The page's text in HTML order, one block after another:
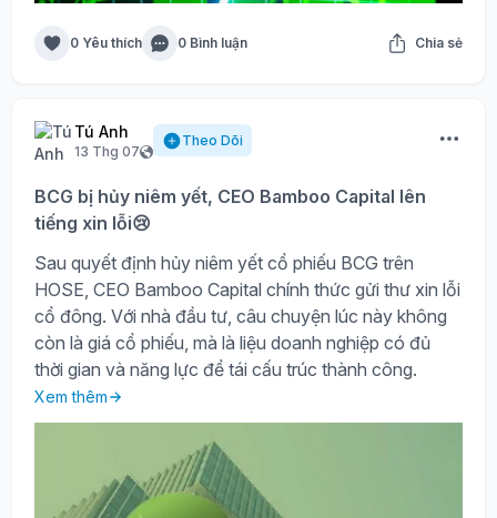
0 Yêu thích 0 Bình luận Chia sẻ
Tú Anh
13 Thg 07
Theo Dõi
BCG bị hủy niêm yết, CEO Bamboo Capital lên
tiếng xin lỗi😢
Sau quyết định hủy niêm yết cổ phiếu BCG trên
HOSE, CEO Bamboo Capital chính thức gửi thư xin lỗi
cổ đông. Với nhà đầu tư, câu chuyện lúc này không
còn là giá cổ phiếu, mà là liệu doanh nghiệp có đủ
thời gian và năng lực để tái cấu trúc thành công.
Xem thêm